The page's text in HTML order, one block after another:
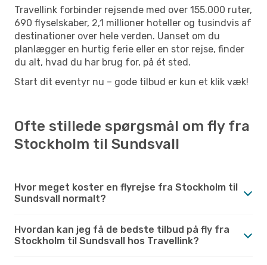
Travellink forbinder rejsende med over 155.000 ruter,
690 flyselskaber, 2,1 millioner hoteller og tusindvis af
destinationer over hele verden. Uanset om du
planlægger en hurtig ferie eller en stor rejse, finder
du alt, hvad du har brug for, på ét sted.
Start dit eventyr nu – gode tilbud er kun et klik væk!
Ofte stillede spørgsmål om fly fra
Stockholm til Sundsvall
Hvor meget koster en flyrejse fra Stockholm til
Sundsvall normalt?
Hvordan kan jeg få de bedste tilbud på fly fra
Stockholm til Sundsvall hos Travellink?